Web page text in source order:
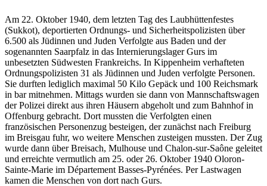
Am 22. Oktober 1940, dem letzten Tag des Laubhüttenfestes
(Sukkot), deportierten Ordnungs- und Sicherheitspolizisten über
6.500 als Jüdinnen und Juden Verfolgte aus Baden und der
sogenannten Saarpfalz in das Internierungslager Gurs im
unbesetzten Südwesten Frankreichs. In Kippenheim verhafteten
Ordnungspolizisten 31 als Jüdinnen und Juden verfolgte Personen.
Sie durften lediglich maximal 50 Kilo Gepäck und 100 Reichsmark
in bar mitnehmen. Mittags wurden sie dann von Mannschaftswagen
der Polizei direkt aus ihren Häusern abgeholt und zum Bahnhof in
Offenburg gebracht. Dort mussten die Verfolgten einen
französischen Personenzug besteigen, der zunächst nach Freiburg
im Breisgau fuhr, wo weitere Menschen zusteigen mussten. Der Zug
wurde dann über Breisach, Mulhouse und Chalon-sur-Saône geleitet
und erreichte vermutlich am 25. oder 26. Oktober 1940 Oloron-
Sainte-Marie im Département Basses-Pyrénées. Per Lastwagen
kamen die Menschen von dort nach Gurs.